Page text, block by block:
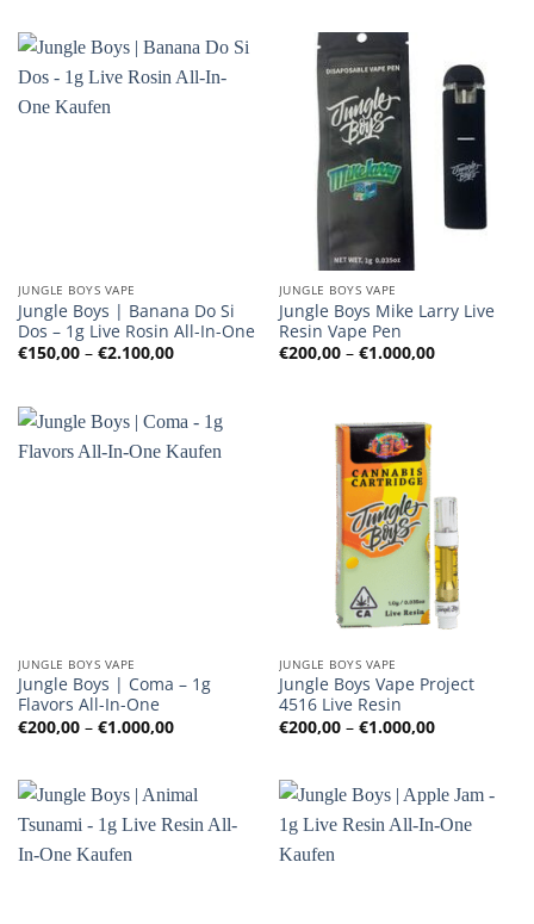
JUNGLE BOYS VAPE
Jungle Boys | Banana Do Si
Dos – 1g Live Rosin All-In-One
€150,00 – €2.100,00Preisspanne:
€150,00
JUNGLE BOYS VAPE
Jungle Boys Mike Larry Live
Resin Vape Pen
€200,00 – €1.000,00
€200,00
JUNGLE BOYS VAPE
Jungle Boys | Coma – 1g
Flavors All-In-One
€200,00 – €1.000,00Preisspanne:
€200,00
JUNGLE BOYS VAPE
Jungle Boys Vape Project
4516 Live Resin
€200,00 – €1.000,00
€200,00